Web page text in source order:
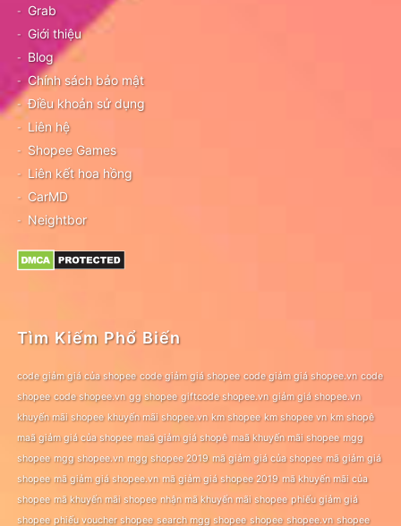
Grab
Giới thiệu
Blog
Chính sách bảo mật
Điều khoản sử dụng
Liên hệ
Shopee Games
Liên kết hoa hồng
CarMD
Neightbor
Tìm Kiếm Phổ Biến
code giảm giá của shopee code giảm giá shopee code giảm giá shopee.vn code
shopee code shopee.vn gg shopee giftcode shopee.vn giảm giá shopee.vn
khuyến mãi shopee khuyến mãi shopee.vn km shopee km shopee vn km shopê
maã giảm giá của shopee maã giảm giá shopê maã khuyến mãi shopee mgg
shopee mgg shopee.vn mgg shopee 2019 mã giảm giá của shopee mã giảm giá
shopee mã giảm giá shopee.vn mã giảm giá shopee 2019 mã khuyến mãi của
shopee mã khuyến mãi shopee nhận mã khuyến mãi shopee phiếu giảm giá
shopee phiếu voucher shopee search mgg shopee shopee shopee.vn shopee